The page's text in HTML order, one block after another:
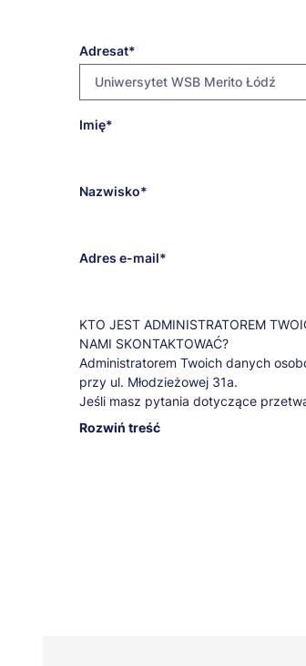
Adresat
Uniwersytet WSB Merito Łódź
E-
Imię
Nazwisko
Adres e-mail
KTO JEST ADMINISTRATOREM
NAMI SKONTAKTOWAĆ?
Administratorem Twoich danych
przy ul. Młodzieżowej 31a.
Jeśli masz pytania dotyczące
przysługujących Ci praw, skontaktuj
wyrażenia zgody. Dzięki tej zgodzie
naszej oferty, wydarzeń przez nas
Rozwiń treść